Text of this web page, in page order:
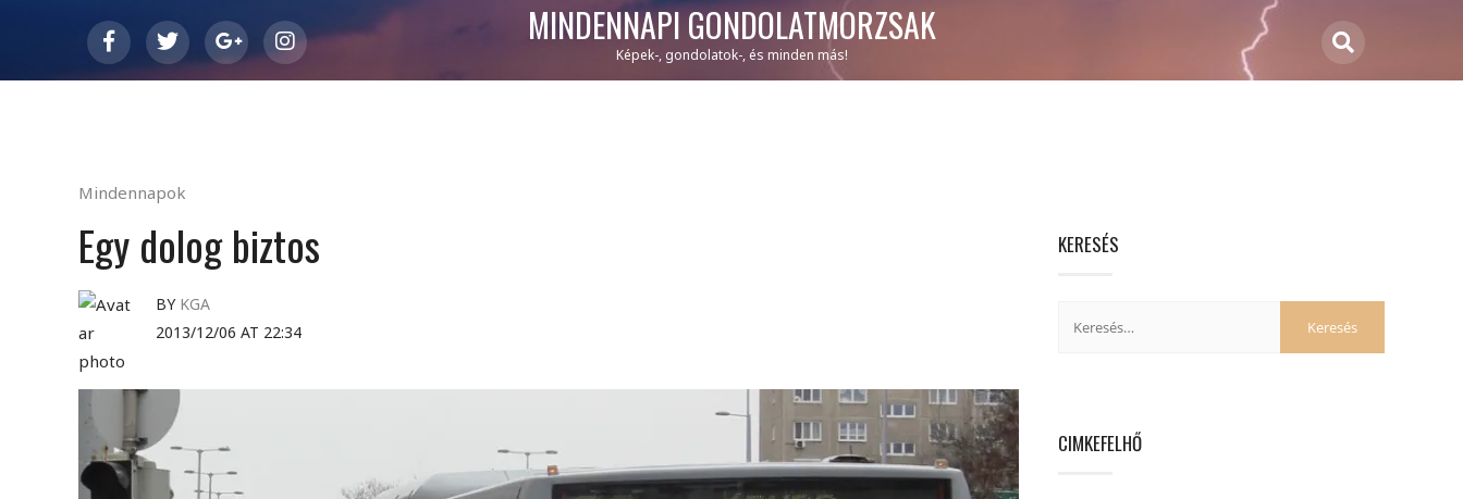
MINDENNAPI GONDOLATMORZSÁK
Képek-, gondolatok-, és minden más!
Mindennapok
Egy dolog biztos
BY KGA
2013/12/06 AT 22:34
KERESÉS
CIMKEFELHŐ